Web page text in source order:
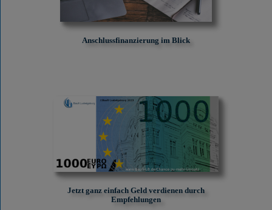
Anschlussfinanzierung im Blick
Jetzt ganz einfach Geld verdienen durch
Empfehlungen